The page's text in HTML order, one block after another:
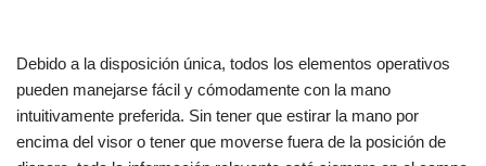
Debido a la disposición única, todos los elementos operativos
pueden manejarse fácil y cómodamente con la mano
intuitivamente preferida. Sin tener que estirar la mano por
encima del visor o tener que moverse fuera de la posición de